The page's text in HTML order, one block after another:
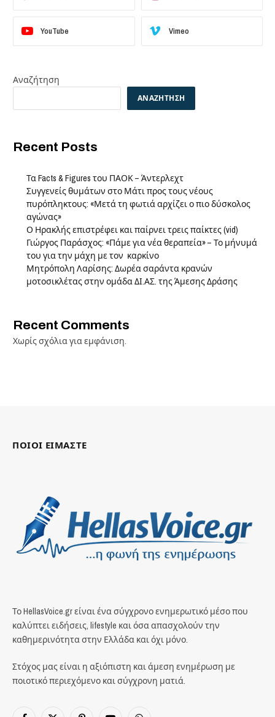
YouTube Vimeo
Αναζήτηση
ΑΝΑΖΉΤΗΣΗ
Recent Posts
Τα Facts & Figures του ΠΑΟΚ – Άντερλεχτ
Συγγενείς θυμάτων στο Μάτι προς τους νέους
πυρόπληκτους: «Μετά τη φωτιά αρχίζει ο πιο δύσκολος
αγώνας»
Ο Ηρακλής επιστρέφει και παίρνει τρεις παίκτες (vid)
Γιώργος Παράσχος: «Πάμε για νέα θεραπεία» – Το μήνυμά
του για την μάχη με τον καρκίνο
Μητρόπολη Λαρίσης: Δωρέα σαράντα κρανών
μοτοσικλέτας στην ομάδα ΔΙ.ΑΣ. της Άμεσης Δράσης
Recent Comments
Χωρίς σχόλια για εμφάνιση.
ΠΟΙΟΙ ΕΙΜΑΣΤΕ
Το HellasVoice.gr είναι ένα σύγχρονο ενημερωτικό μέσο που
καλύπτει ειδήσεις, lifestyle και όσα απασχολούν την
καθημερινότητα στην Ελλάδα και όχι μόνο.
Στόχος μας είναι η αξιόπιστη και άμεση ενημέρωση με
ποιοτικό περιεχόμενο και σύγχρονη ματιά.